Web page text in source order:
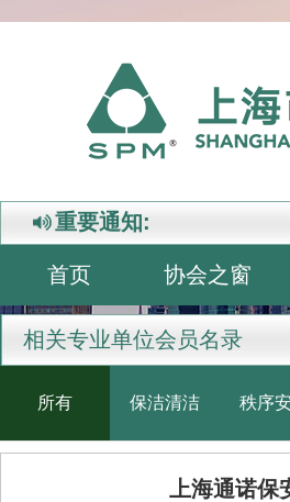
重要通知:
首页 协会之窗
相关专业单位会员名录
所有 保洁清洁 秩序
上海通诺保